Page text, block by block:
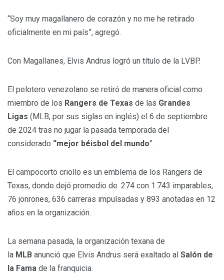
“Soy muy magallanero de corazón y no me he retirado
oficialmente en mi país”, agregó.
Con Magallanes, Elvis Andrus logró un título de la LVBP.
El pelotero venezolano se retiró de manera oficial como
miembro de los Rangers de Texas de las Grandes
Ligas (MLB, por sus siglas en inglés) el 6 de septiembre
de 2024 tras no jugar la pasada temporada del
considerado “mejor béisbol del mundo“.
El campocorto criollo es un emblema de los Rangers de
Texas, donde dejó promedio de .274 con 1.743 imparables,
76 jonrones, 636 carreras impulsadas y 893 anotadas en 12
años en la organización.
La semana pasada, la organización texana de
la MLB anunció que Elvis Andrus será exaltado al Salón de
la Fama de la franquicia.